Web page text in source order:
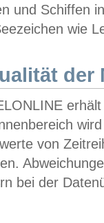
und Schiffen
wie
der
von
bei der